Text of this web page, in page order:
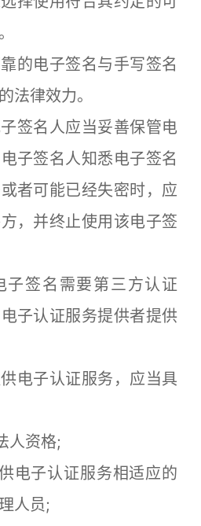
电子签名与手写签名
法律效力。
名人应当妥善保管电
子签名人知悉电子签名
者可能已经失密时，应
，并终止使用该电子签
名需要第三方认证
子认证服务提供者提供
子认证服务，应当具
资格;
子认证服务相适应的
人员;